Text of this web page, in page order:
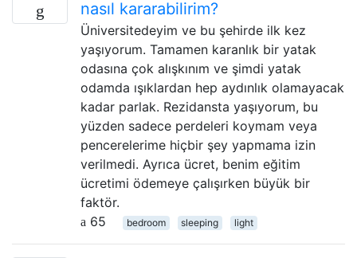
nasıl kararabilirim?
Üniversitedeyim ve bu şehirde ilk kez
yaşıyorum. Tamamen karanlık bir yatak
odasına çok alışkınım ve şimdi yatak
odamda ışıklardan hep aydınlık olamayacak
kadar parlak. Rezidansta yaşıyorum, bu
yüzden sadece perdeleri koymam veya
pencerelerime hiçbir şey yapmama izin
verilmedi. Ayrıca ücret, benim eğitim
ücretimi ödemeye çalışırken büyük bir
faktör.
65
bedroom sleeping light